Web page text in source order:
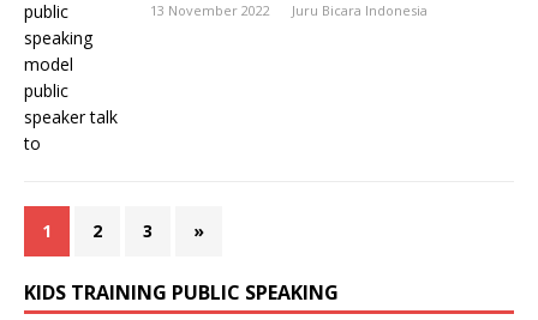
13 November 2022 Juru Bicara Indonesia
1 2 3 »
KIDS TRAINING PUBLIC SPEAKING